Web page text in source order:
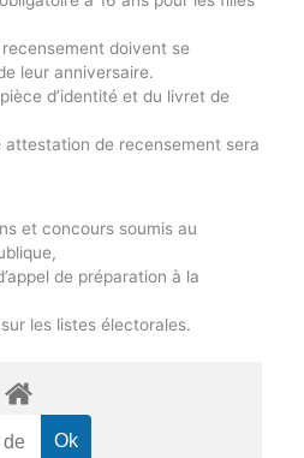
doivent se
leur anniversaire.
d’identité et du livret de
attestation de recensement sera
et concours soumis au
de préparation à la
les listes électorales.